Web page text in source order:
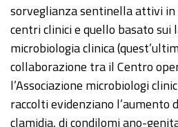
sorveglianza sentinella attivi
centri clinici e quello basato sui
microbiologia clinica
collaborazione tra il Centro
l’Associazione microbiologi
raccolti evidenziano l’aumento
clamidia, di condilomi ano-